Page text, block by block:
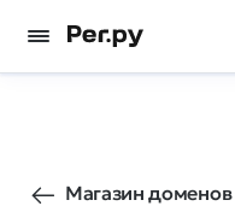
Магазин доменов